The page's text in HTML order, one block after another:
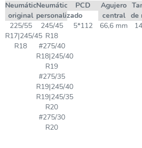
Neumático
original
Neumático
personalizado
PCD
Agujero
central de
225/55
R17|245/45
R18
245/45
R18
#275/40
R18|245/40
R19
#275/35
R19|245/40
R19|245/35
R20
#275/30
R20
5*112 66,6 mm